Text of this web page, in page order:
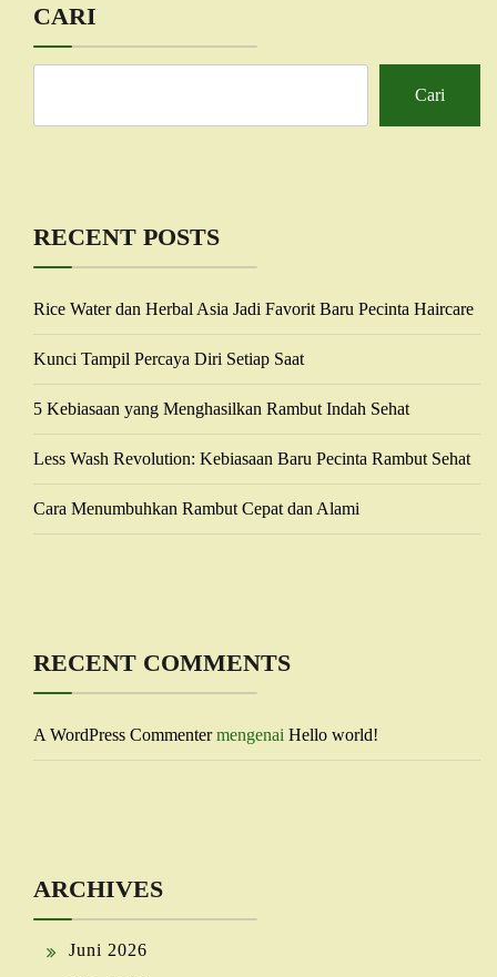
CARI
Cari
RECENT POSTS
Rice Water dan Herbal Asia Jadi Favorit Baru Pecinta Haircare
Kunci Tampil Percaya Diri Setiap Saat
5 Kebiasaan yang Menghasilkan Rambut Indah Sehat
Less Wash Revolution: Kebiasaan Baru Pecinta Rambut Sehat
Cara Menumbuhkan Rambut Cepat dan Alami
RECENT COMMENTS
A WordPress Commentermengenai Hello world!
ARCHIVES
Juni 2026